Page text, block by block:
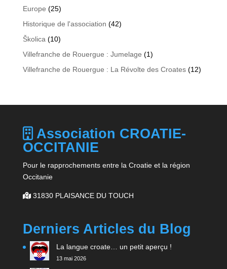
Europe (25)
Historique de l'association (42)
Školica (10)
Villefranche de Rouergue : Jumelage (1)
Villefranche de Rouergue : La Révolte des Croates(12)
Association CROATIE-
OCCITANIE
Pour le rapprochements entre la Croatie et la région
Occitanie
31830 PLAISANCE DU TOUCH
Derniers Articles du Blog
La langue croate… un petit aperçu !
13 mai 2026